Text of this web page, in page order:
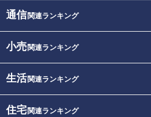
通信関連ランキング
小売関連ランキング
生活関連ランキング
住宅関連ランキング